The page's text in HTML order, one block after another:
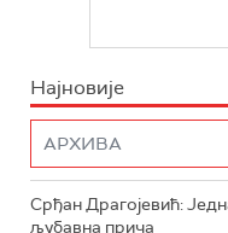
Најновије
Срђан Драгојевић:
љубавна прича